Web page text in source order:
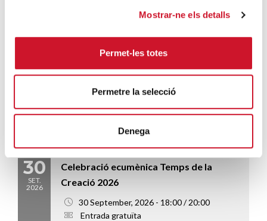
Mostrar-ne els detalls
Permet-les totes
Permetre la selecció
Denega
22
CURS BÀSIC DE VOLUNTARIAT
SOCIAL 2026.09_VOLSBAS07 –
Entrada 10€
30
SET.
2026
Celebració ecumènica Temps de la
Creació 2026
30 September, 2026 - 18:00 / 20:00
Entrada gratuïta